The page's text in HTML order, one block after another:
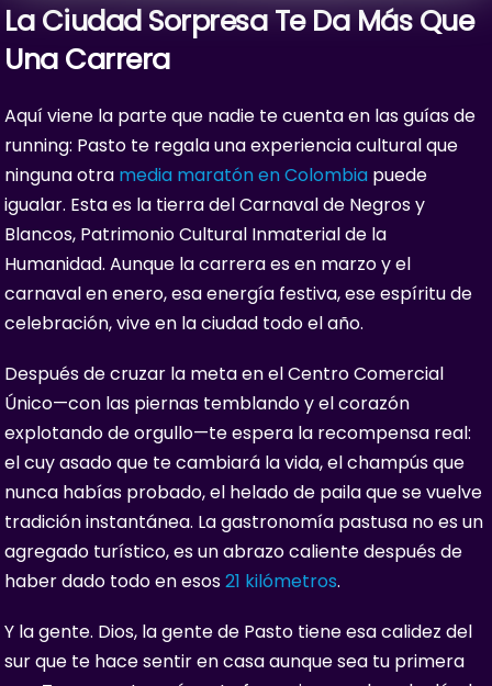
La Ciudad Sorpresa Te Da Más Que
Una Carrera
Aquí viene la parte que nadie te cuenta en las guías de
running: Pasto te regala una experiencia cultural que
ninguna otra media maratón en Colombia puede
igualar. Esta es la tierra del Carnaval de Negros y
Blancos, Patrimonio Cultural Inmaterial de la
Humanidad. Aunque la carrera es en marzo y el
carnaval en enero, esa energía festiva, ese espíritu de
celebración, vive en la ciudad todo el año.
Después de cruzar la meta en el Centro Comercial
Único—con las piernas temblando y el corazón
explotando de orgullo—te espera la recompensa real:
el cuy asado que te cambiará la vida, el champús que
nunca habías probado, el helado de paila que se vuelve
tradición instantánea. La gastronomía pastusa no es un
agregado turístico, es un abrazo caliente después de
haber dado todo en esos21 kilómetros.
Y la gente. Dios, la gente de Pasto tiene esa calidez del
sur que te hace sentir en casa aunque sea tu primera